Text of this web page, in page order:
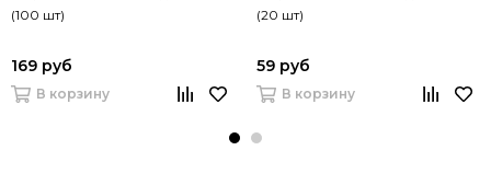
(100 шт)
169 руб
В корзину
(20 шт)
59 руб
В корзину